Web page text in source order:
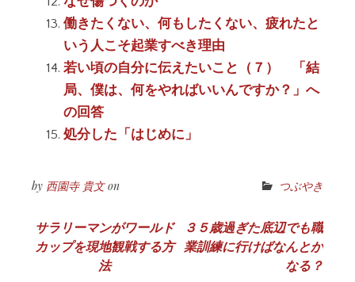
働きたくない、何もしたくない、疲れたと
いう人こそ起業すべき理由
若い頃の自分に伝えたいこと（７） 「結
局、僕は、何をやればいいんですか？」へ
の回答
処分した「はじめに」
by 西園寺 貴文on つぶやき
投
稿
サラリーマンがワールド
カップを現地観戦する方
法
３５歳過ぎた底辺でも職
業訓練に行けばなんとか
なる？